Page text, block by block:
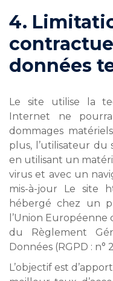
4.
données
Le site utilise la
Internet ne
dommages
plus, l’utilisateur du
en utilisant un
virus et avec un
mis-à-jour Le site
hébergé chez un
l’Union
du Règlement
Données (RGPD : n°
L’objectif est